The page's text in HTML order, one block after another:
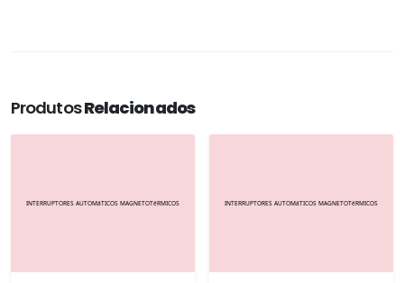
ProdutosRelacionados